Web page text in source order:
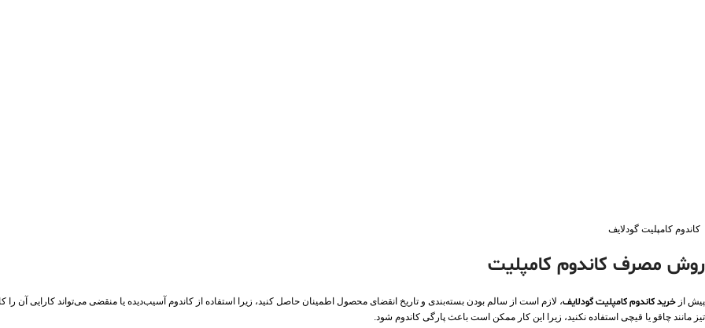
کاندوم کامپلیت گودلایف
روش مصرف کاندوم کامپلیت
پیش از خرید کاندوم کامپلیت گودلایف، لازم است از سالم بودن بسته‌بندی و تاریخ انقضای محصول اطمینان حاصل کنید، زیرا استفاده از کاندوم آسیب‌دیده یا منقضی می‌تواند کارایی آن
تیز مانند چاقو یا قیچی استفاده نکنید، زیرا این کار ممکن است باعث پارگی کاندوم شود.